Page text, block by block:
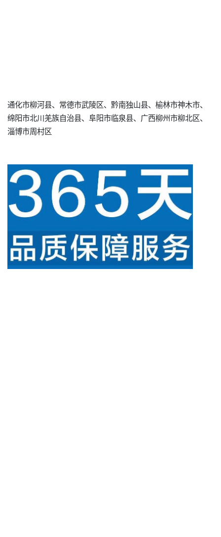
通化市柳河县、常德市武陵区、黔南独山县、榆林市神木市、
绵阳市北川羌族自治县、阜阳市临泉县、广西柳州市柳北区、
淄博市周村区